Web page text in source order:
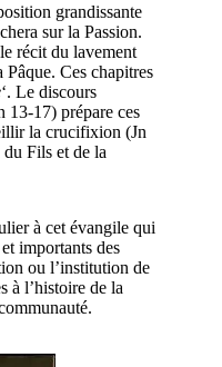
grandissante
sur la Passion.
récit du lavement
Pâque. Ces chapitres
‘. Le discours
13-17) prépare ces
la crucifixion (Jn
Fils et de la
à cet évangile qui
importants des
ou l’institution de
à l’histoire de la